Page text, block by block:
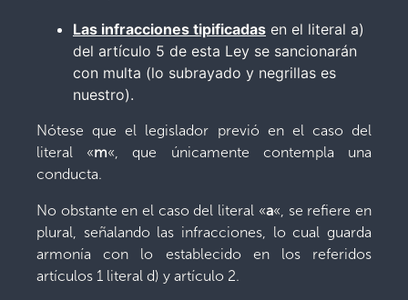
Las infracciones tipificadas en el literal a)
del artículo 5 de esta Ley se sancionarán
con multa (lo subrayado y negrillas es
nuestro).
Nótese que el legislador previó en el caso del
literal «m«, que únicamente contempla una
conducta.
No obstante en el caso del literal «a«, se refiere en
plural, señalando las infracciones, lo cual guarda
armonía con lo establecido en los referidos
artículos 1 literal d) y artículo 2.